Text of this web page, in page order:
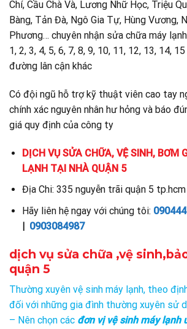
Chí, Cầu Chà Và, Lương Nhữ Học, Triệu
Bàng, Tản Đà, Ngô Gia Tự, Hùng Vương,
Phương… chuyên nhận sửa chữa máy
1, 2, 3, 4, 5, 6, 7, 8, 9, 10, 11, 12, 13, 14,
đường lân cận khác
Có đội ngũ hỗ trợ kỹ thuật viên cao tay
chính xác nguyên nhân hư hỏng và báo
giá quy định của công ty
DỊCH VỤ SỬA CHỮA, VỆ SINH, BƠM
LẠNH TẠI NHÀ QUẬN 5
Địa Chi: 335 nguyễn trãi quận 5 tp.hcm
Hãy liên hệ ngay với chúng tôi:
| 0903084987
dịch vụ sửa chữa ,vệ
quận 5
Thường xuyên vệ sinh máy lạnh, theo
đối với những gia đình thường xuyên sử
– Nên chọn các đơn vị vệ sinh máy lạnh